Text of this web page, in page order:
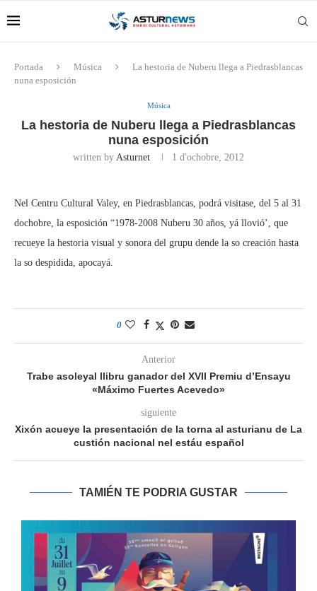
Portada Música
La hestoria de Nuberu llega a Piedrasblancas
nuna esposición
Música
La hestoria de Nuberu llega a Piedrasblancas
nuna esposición
written by Asturnet 1 d'ochobre, 2012
Nel Centru Cultural Valey, en Piedrasblancas, podrá visitase, del 5 al 31
dochobre, la esposición “1978-2008 Nuberu 30 años, yá llovió’, que
recueye la hestoria visual y sonora del grupu dende la so creación hasta
la so despidida, apocayá.
0
Anterior
Trabe asoleyal llibru ganador del XVII Premiu d’Ensayu
«Máximo Fuertes Acevedo»
siguiente
Xixón acueye la presentación de la torna al asturianu de La
custión nacional nel estáu español
TAMIÉN TE PODRIA GUSTAR